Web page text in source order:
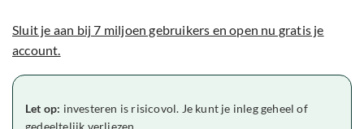
Sluit je aan bij 7 miljoen gebruikers en open nu gratis je
account.
Let op: investeren is risicovol. Je kunt je inleg geheel of